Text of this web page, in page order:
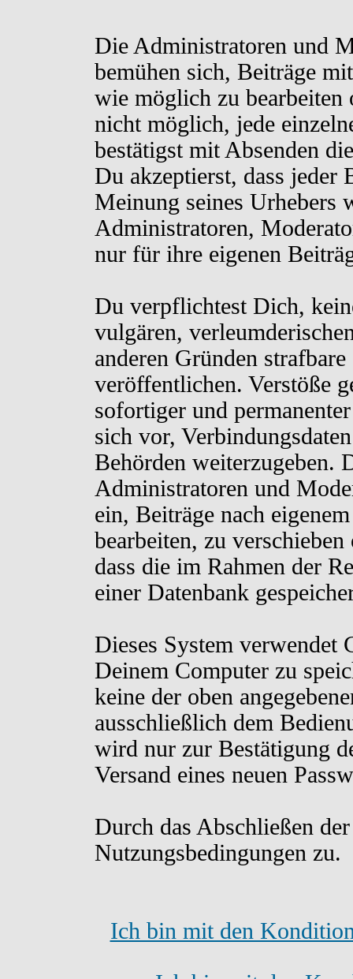
Die Administratoren und
bemühen sich, Beiträge
wie möglich zu bearbeiten
nicht möglich, jede
bestätigst mit Absenden
Du akzeptierst, dass jeder
Meinung seines Urhebers
Administratoren,
nur für ihre eigenen
Du verpflichtest Dich,
vulgären,
anderen Gründen
veröffentlichen. Verstöße
sofortiger und
sich vor,
Behörden weiterzugeben.
Administratoren und
ein, Beiträge nach
bearbeiten, zu
dass die im Rahmen der
einer Datenbank
Dieses System verwendet
Deinem Computer zu
keine der oben
ausschließlich dem
wird nur zur Bestätigung
Versand eines neuen
Durch das Abschließen
Nutzungsbedingungen zu.
Ich bin mit den